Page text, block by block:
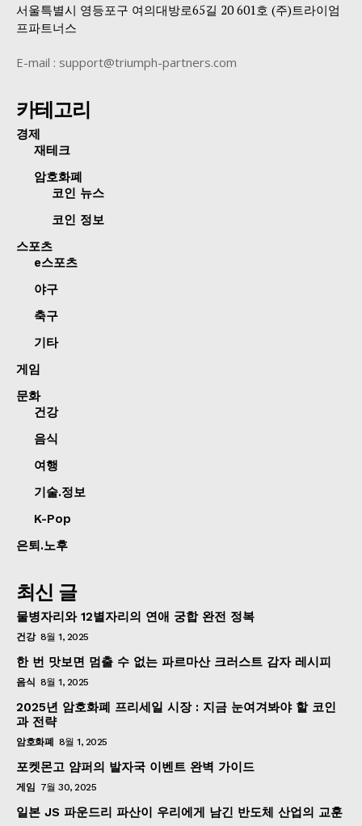
서울특별시 영등포구 여의대방로65길 20 601호 (주)트라이엄
프파트너스
E-mail : support@triumph-partners.com
카테고리
경제
재테크
암호화폐
코인 뉴스
코인 정보
스포츠
e스포츠
야구
축구
기타
게임
문화
건강
음식
여행
기술.정보
K-Pop
은퇴.노후
최신 글
물병자리와 12별자리의 연애 궁합 완전 정복
건강 8월 1, 2025
한 번 맛보면 멈출 수 없는 파르마산 크러스트 감자 레시피
음식 8월 1, 2025
2025년 암호화폐 프리세일 시장 : 지금 눈여겨봐야 할 코인
과 전략
암호화폐 8월 1, 2025
포켓몬고 얌퍼의 발자국 이벤트 완벽 가이드
게임 7월 30, 2025
일본 JS 파운드리 파산이 우리에게 남긴 반도체 산업의 교훈